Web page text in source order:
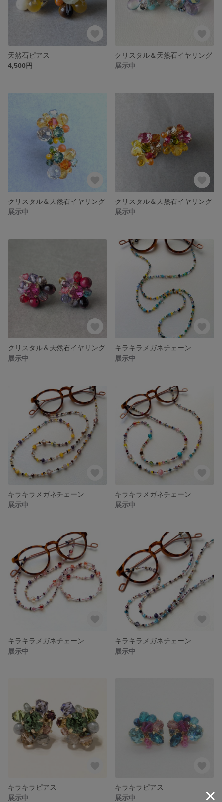
天然石ピアス
4,500円
クリスタル＆天然石イヤリング
展示中
クリスタル＆天然石イヤリング
展示中
クリスタル＆天然石イヤリング
展示中
クリスタル＆天然石イヤリング
展示中
キラキラメガネチェーン
展示中
キラキラメガネチェーン
展示中
キラキラメガネチェーン
展示中
キラキラメガネチェーン
展示中
キラキラメガネチェーン
展示中
キラキラピアス
展示中
キラキラピアス
展示中